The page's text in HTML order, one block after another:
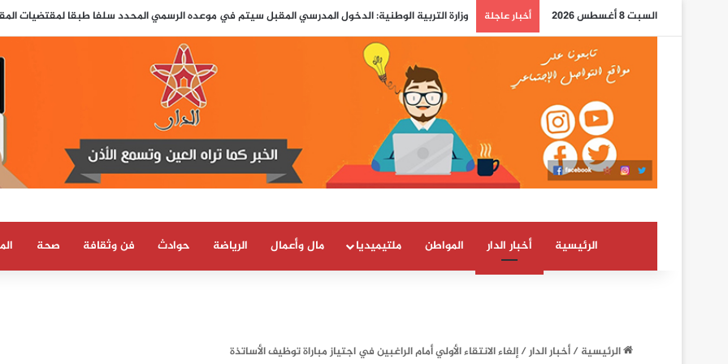
السبت 8 أغسطس 2026 أخبار عاجلة وزارة التربية الوطنية: الدخول المدرسي المقبل سیتم في موعده الرسمي المحدد سلفا طبقا لمقتضیات المقرر
الرئيسية أخبار الدار المواطن ملتيميديا مال وأعمال الرياضة حوادث فن وثقافة صحة
الرئيسية/أخبار الدار/إلغاء الانتقاء الأولي أمام الراغبين في اجتياز مباراة توظيف الأساتذة